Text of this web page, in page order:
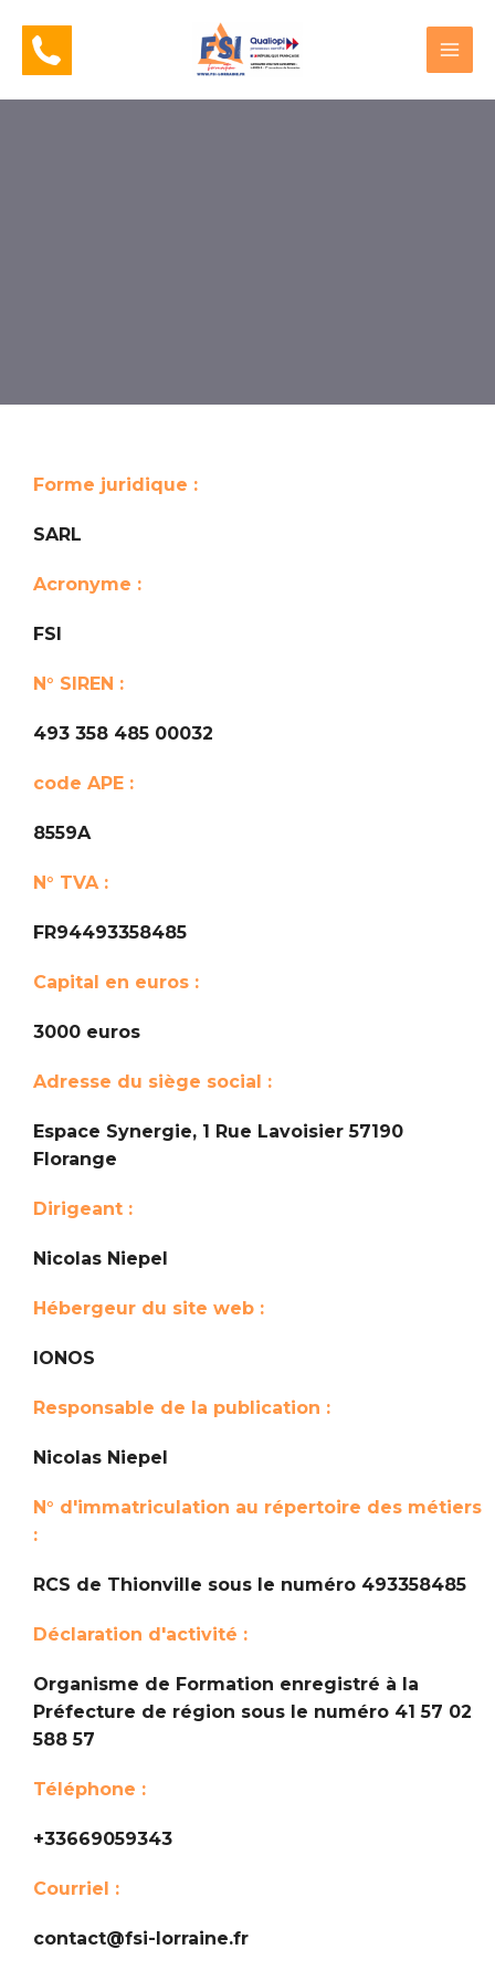
Forme juridique :
SARL
Acronyme :
FSI
N° SIREN :
493 358 485 00032
code APE :
8559A
N° TVA :
FR94493358485
Capital en euros :
3000 euros
Adresse du siège social :
Espace Synergie, 1 Rue Lavoisier 57190
Florange
Dirigeant :
Nicolas Niepel
Hébergeur du site web :
IONOS
Responsable de la publication :
Nicolas Niepel
N° d'immatriculation au répertoire des métiers
:
RCS de Thionville sous le numéro 493358485
Déclaration d'activité :
Organisme de Formation enregistré à la
Préfecture de région sous le numéro 41 57 02
588 57
Téléphone :
+33669059343
Courriel :
contact@fsi-lorraine.fr